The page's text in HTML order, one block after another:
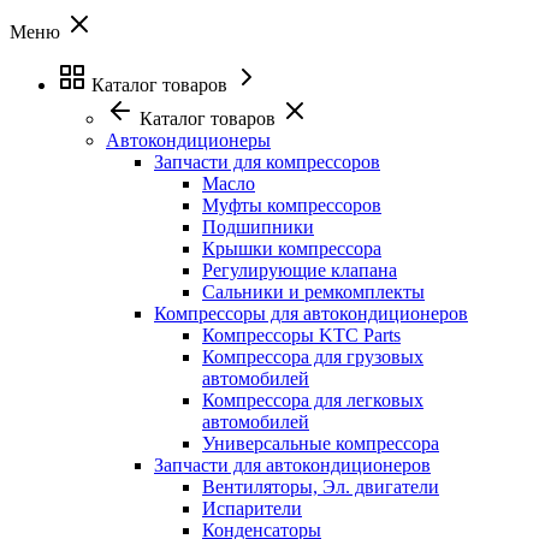
Меню
Каталог товаров
Каталог товаров
Автокондиционеры
Запчасти для компрессоров
Масло
Муфты компрессоров
Подшипники
Крышки компрессора
Регулирующие клапана
Сальники и ремкомплекты
Компрессоры для автокондиционеров
Компрессоры KTC Parts
Компрессора для грузовых
автомобилей
Компрессора для легковых
автомобилей
Универсальные компрессора
Запчасти для автокондиционеров
Вентиляторы, Эл. двигатели
Испарители
Конденсаторы